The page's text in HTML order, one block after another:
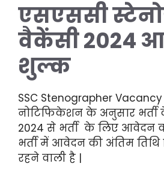
एसएससी
वैकेंसी 2024
शुल्क
SSC Stenographer
नोटिफिकेशन के अनुसार भर्ती
2024 से भर्ती के लिए
भर्ती में आवेदन की अंतिम तिथि
रहने वाली है |